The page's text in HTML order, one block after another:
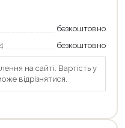
безкоштовно
безкоштовно
на сайті. Вартість у
відрізнятися.